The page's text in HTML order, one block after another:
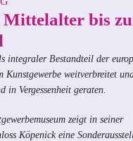
bis
integraler Bestandteil der
Kunstgewerbe weitverbreitet
in Vergessenheit geraten.
zeigt in seiner
Köpenick eine